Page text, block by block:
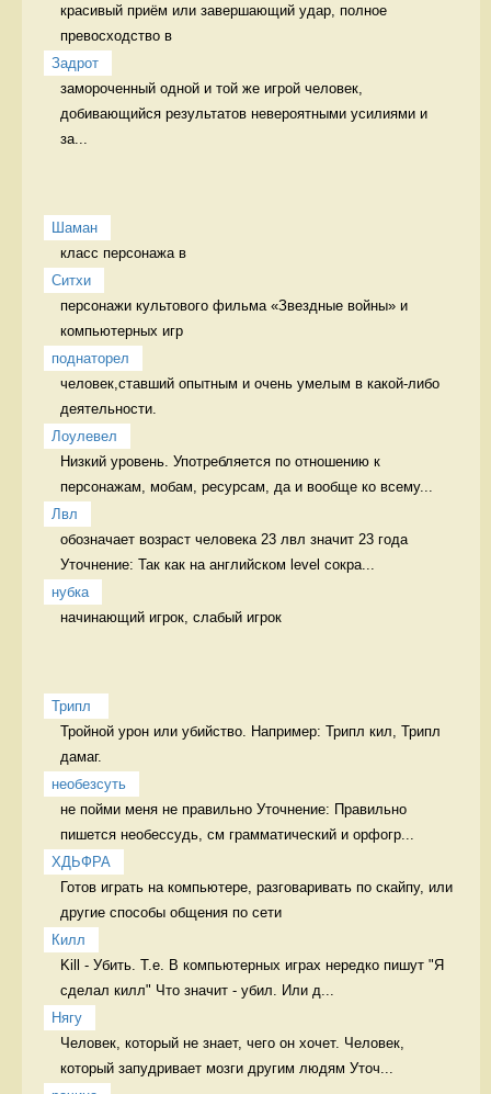
красивый приём или завершающий удар, полное
превосходство в
Задрот
замороченный одной и той же игрой человек,
добивающийся результатов невероятными усилиями и
за...
Шаман
класс персонажа в
Ситхи
персонажи культового фильма «Звездные войны» и
компьютерных игр
поднаторел
человек,ставший опытным и очень умелым в какой-либо
деятельности.
Лоулевел
Низкий уровень. Употребляется по отношению к
персонажам, мобам, ресурсам, да и вообще ко всему...
Лвл
обозначает возраст человека 23 лвл значит 23 года
Уточнение: Так как на английском level сокра...
нубка
начинающий игрок, слабый игрок
Трипл
Тройной урон или убийство. Например: Трипл кил, Трипл
дамаг.
необезсуть
не пойми меня не правильно Уточнение: Правильно
пишется необессудь, см грамматический и орфогр...
ХДЬФРА
Готов играть на компьютере, разговаривать по скайпу, или
другие способы общения по сети
Килл
Kill - Убить. Т.е. В компьютерных играх нередко пишут "Я
сделал килл" Что значит - убил. Или д...
Нягу
Человек, который не знает, чего он хочет. Человек,
который запудривает мозги другим людям Уточ...